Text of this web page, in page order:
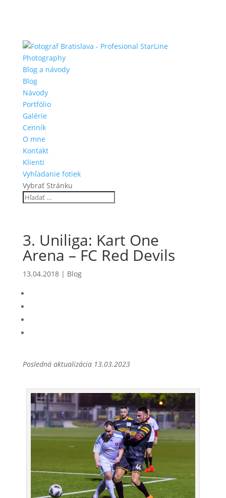
Blog a návody
Blog
Návody
Portfólio
Galérie
Cenník
O mne
Kontakt
Klienti
Vyhľadanie fotiek
Vybrať Stránku
3. Uniliga: Kart One
Arena – FC Red Devils
13.04.2018| Blog
Posledná aktualizácia 13.03.2023